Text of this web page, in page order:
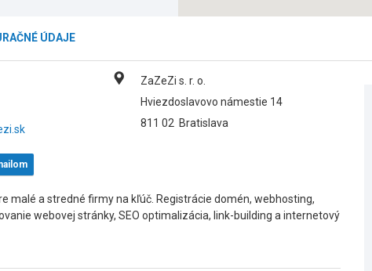
ÚDAJE
ZaZeZi s. r. o.
Hviezdoslavovo námestie 14
811 02 Bratislava
malé a stredné firmy na kľúč. Registrácie domén, webhosting,
webovej stránky, SEO optimalizácia, link-building a internetový